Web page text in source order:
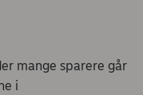
mange sparere går
i